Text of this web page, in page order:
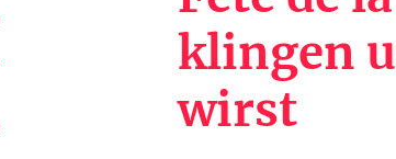
klingen
wirst